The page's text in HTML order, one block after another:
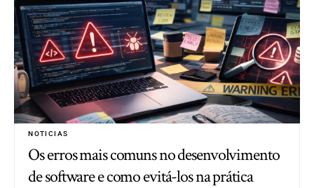
NOTICIAS
Os erros mais comuns no desenvolvimento
de software e como evitá-los na prática